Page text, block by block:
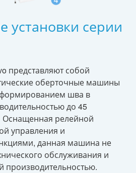
установки серии
представляют собой
оберточные машины
шва в
до 45
Оснащенная релейной
управления и
данная машина не
обслуживания и
производительностью.